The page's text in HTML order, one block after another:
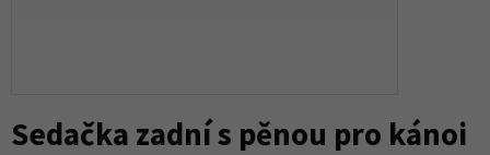
Sedačka zadní s pěnou pro kánoi